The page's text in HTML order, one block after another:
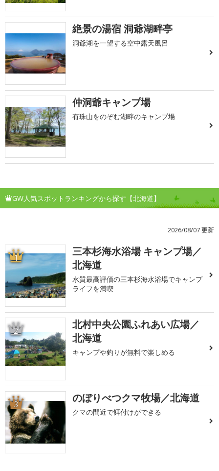
絶景の湯宿 洞爺湖畔亭
洞爺湖を一望する空中露天風呂
仲洞爺キャンプ場
有珠山をのぞむ湖畔のキャンプ場
GW人気スポットランキングから探す【北海道】
2026/08/07 更新
1
三本杉海水浴場 キャンプ場／
北海道
水質最高評価の三本杉海水浴場でキャンプ
ライフを満喫
2
北村中央公園ふれあい広場／
北海道
キャンプや釣りが無料で楽しめる
3 のぼりべつクマ牧場／北海道
クマの間近で餌付けができる